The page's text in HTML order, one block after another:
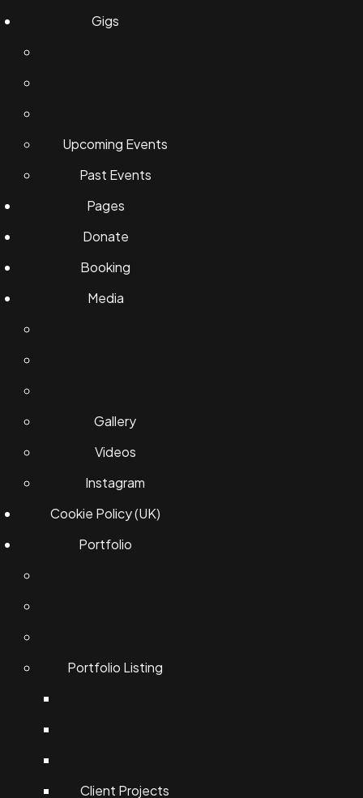
Gigs
Upcoming Events
Past Events
Pages
Donate
Booking
Media
Gallery
Videos
Instagram
Cookie Policy (UK)
Portfolio
Portfolio Listing
Client Projects